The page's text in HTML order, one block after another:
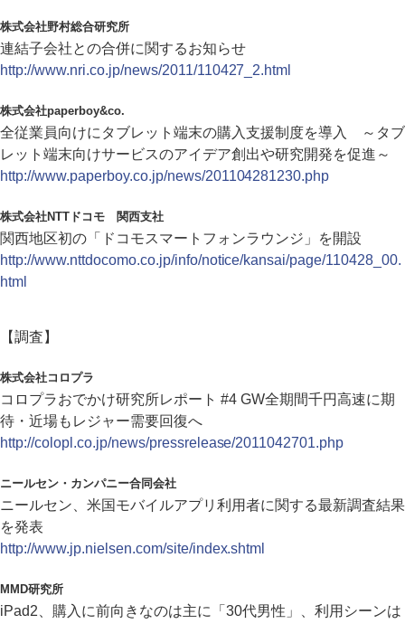
株式会社野村総合研究所
連結子会社との合併に関するお知らせ
http://www.nri.co.jp/news/2011/110427_2.html
株式会社paperboy&co.
全従業員向けにタブレット端末の購入支援制度を導入 ～タブ
レット端末向けサービスのアイデア創出や研究開発を促進～
http://www.paperboy.co.jp/news/201104281230.php
株式会社NTTドコモ 関西支社
関西地区初の「ドコモスマートフォンラウンジ」を開設
http://www.nttdocomo.co.jp/info/notice/kansai/page/110428_00.
html
【調査】
株式会社コロプラ
コロプラおでかけ研究所レポート #4 GW全期間千円高速に期
待・近場もレジャー需要回復へ
http://colopl.co.jp/news/pressrelease/2011042701.php
ニールセン・カンパニー合同会社
ニールセン、米国モバイルアプリ利用者に関する最新調査結果
を発表
http://www.jp.nielsen.com/site/index.shtml
MMD研究所
iPad2、購入に前向きなのは主に「30代男性」、利用シーンは